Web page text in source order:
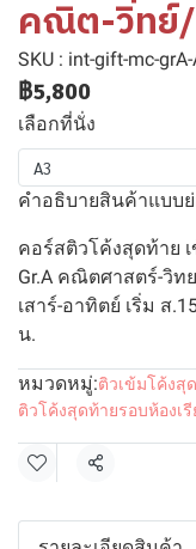
คณิต-วิทย์/
SKU : int-gift-mc-grA-
฿5,800
เลือกที่นั่ง
A3
คำอธิบายสินค้าแบบ
คอร์สติวโค้งสุดท้าย
Gr.A คณิตศาสตร์-วิท
เสาร์-อาทิตย์ เริ่ม ส
น.
หมวดหมู่:ติวเข้มโค้งสุ
ติวโค้งสุดท้ายรอบห้องเ
แชร์